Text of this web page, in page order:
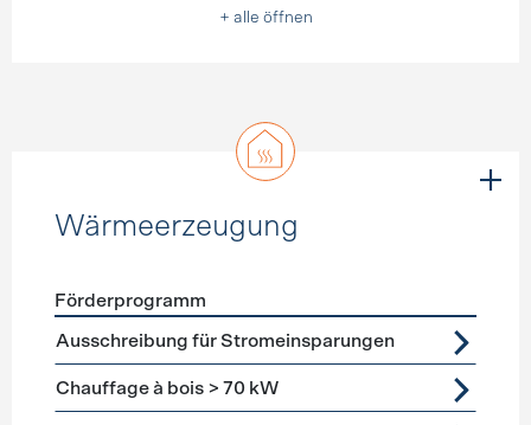
+ alle öffnen
Wärmeerzeugung
Förderprogramme Wärmeerzeugung
Förderprogramm
Ausschreibung für Stromeinsparungen
Chauffage à bois > 70 kW